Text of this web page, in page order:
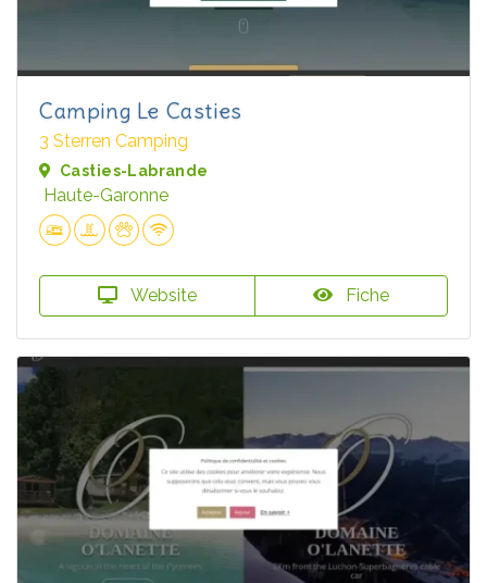
Camping Le Casties
3 Sterren Camping
Casties-Labrande
Haute-Garonne
Website Fiche